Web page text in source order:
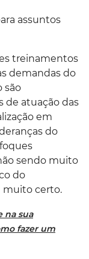
assuntos
treinamentos
demandas do
são
de atuação das
em
do
sendo muito
do
muito certo.
na sua
fazer um